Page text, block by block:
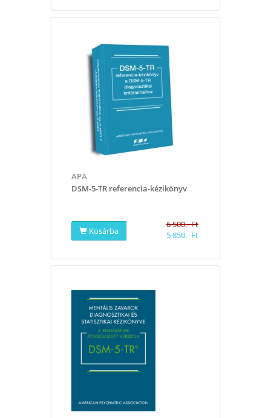
APA
DSM-5-TR referencia-kézikönyv
Kosárba
6 500.- Ft
5 850.- Ft